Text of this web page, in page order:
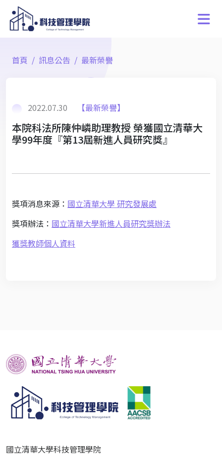
首頁 訊息公告 最新榮譽
2022.07.30 【最新榮譽】
本院科法所陳仲嶙助理教授 榮獲國立清華大
學99年度『第13屆新進人員研究獎』
獎項消息來源： 國立清華大學 研究發展處
獎項辦法： 國立清華大學新進人員研究獎辦法
獲獎教師個人資料
國立清華大學科技管理學院